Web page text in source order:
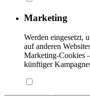
Marketing
Werden eingesetzt,
auf anderen
Marketing-Cookies
künftiger